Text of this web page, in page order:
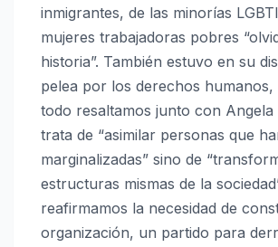
inmigrantes, de las minorías
mujeres trabajadoras pobres
historia”. También estuvo en su
pelea por los derechos humanos,
todo resaltamos junto con Angela
trata de “asimilar personas que
marginalizadas” sino de
estructuras mismas de la
reafirmamos la necesidad de
organización, un partido para